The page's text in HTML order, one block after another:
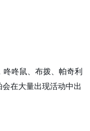
咚咚鼠、布拨、帕奇利
在大量出现活动中出